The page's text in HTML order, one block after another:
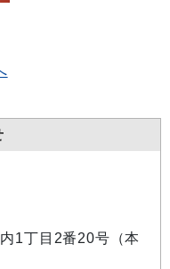
1丁目2番20号（本